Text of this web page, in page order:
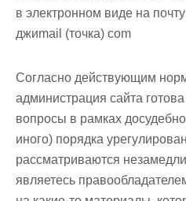
в электронном виде на
джиmail (точка) com
Согласно действующим
администрация сайта
вопросы в рамках
иного) порядка
рассматриваются
являетесь